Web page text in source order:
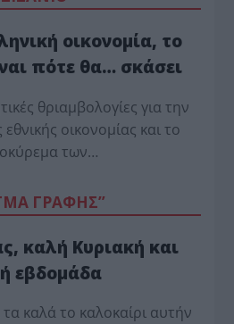
οικονομία, το
πότε θα… σκάσει
θριαμβολογίες για την
οικονομίας και το
των…
ΓΡΑΦΗΣ”
καλή Κυριακή και
εβδομάδα
καλά το καλοκαίρι αυτήν